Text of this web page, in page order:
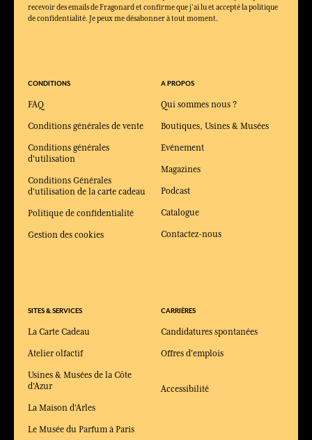
recevoir des emails de Fragonard et confirme que j'ai lu et accepté la politique
de confidentialité. Je peux me désabonner à tout moment.
CONDITIONS
FAQ
Conditions générales de vente
Conditions générales
d'utilisation
Conditions Générales
d'utilisation de la carte cadeau
Politique de confidentialité
Gestion des cookies
SITES & SERVICES
La Carte Cadeau
Atelier olfactif
Usines & Musées de la Côte
d'Azur
La Maison d'Arles
Le Musée du Parfum à Paris
A PROPOS
Qui sommes nous ?
Boutiques, Usines & Musées
Evénement
Magazines
Podcast
Catalogue
Contactez-nous
CARRIÈRES
Candidatures spontanées
Offres d'emplois
Accessibilité